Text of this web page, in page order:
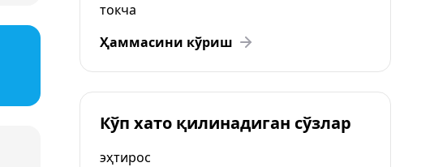
токча
Ҳаммасини кўриш
Кўп хато қилинадиган сўзлар
эҳтирос